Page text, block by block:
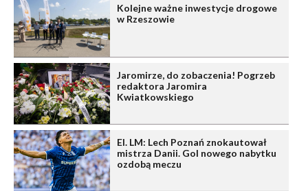
Kolejne ważne inwestycje drogowe
w Rzeszowie
Jaromirze, do zobaczenia! Pogrzeb
redaktora Jaromira
Kwiatkowskiego
El. LM: Lech Poznań znokautował
mistrza Danii. Gol nowego nabytku
ozdobą meczu